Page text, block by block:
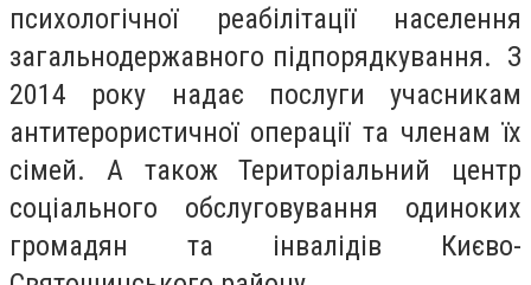
психологічної реабілітації населення
загальнодержавного підпорядкування. З
2014 року надає послуги учасникам
антитерористичної операції та членам їх
сімей. А також Територіальний центр
соціального обслуговування одиноких
громадян та інвалідів Києво-